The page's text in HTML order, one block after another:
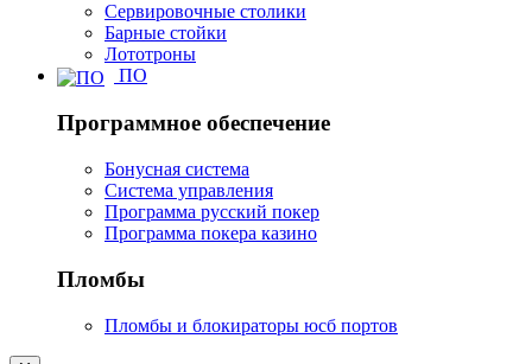
Сервировочные столики
Барные стойки
Лототроны
ПО
Программное обеспечение
Бонусная система
Система управления
Программа русский покер
Программа покера казино
Пломбы
Пломбы и блокираторы юсб портов